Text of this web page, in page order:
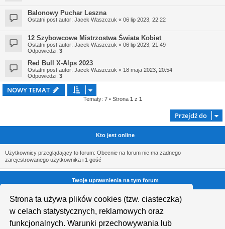
Strona ta używa plików cookies (tzw. ciasteczka)
w celach statystycznych, reklamowych oraz
funkcjonalnych. Warunki przechowywania lub
Balonowy Puchar Leszna
Ostatni post autor: Jacek Waszczuk « 06 lip 2023, 22:22
12 Szybowcowe Mistrzostwa Świata Kobiet
Ostatni post autor: Jacek Waszczuk « 06 lip 2023, 21:49
Odpowiedzi: 3
Red Bull X-Alps 2023
Ostatni post autor: Jacek Waszczuk « 18 maja 2023, 20:54
Odpowiedzi: 3
NOWY TEMAT
Tematy: 7 • Strona 1 z 1
Przejdź do
Kto jest online
Użytkownicy przeglądający to forum: Obecnie na forum nie ma żadnego
zarejestrowanego użytkownika i 1 gość
Twoje uprawnienia na tym forum
Nie możesztworzyć nowych tematów
odpowiadać w tematach
Nie możeszzmieniać swoich postów
Nie możesz
usuwać swoich postów
Nie możeszdodawać załączników